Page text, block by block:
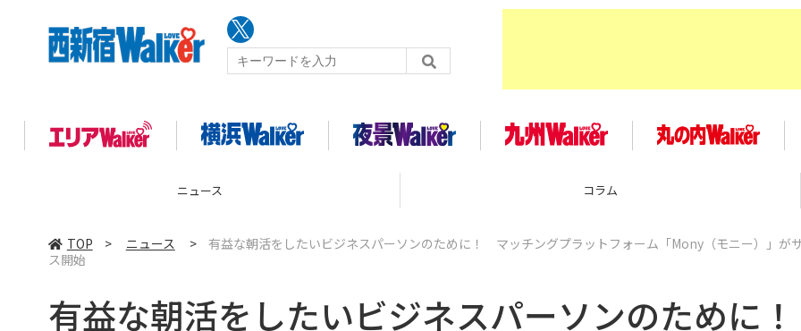
ニュース コラム
TOP > ニュース >
有益な朝活をしたいビジネスパーソンのために！ マッチングプラットフォーム「Mony（モニー）」が
ス開始
有益な朝活をしたいビジネスパーソンのため